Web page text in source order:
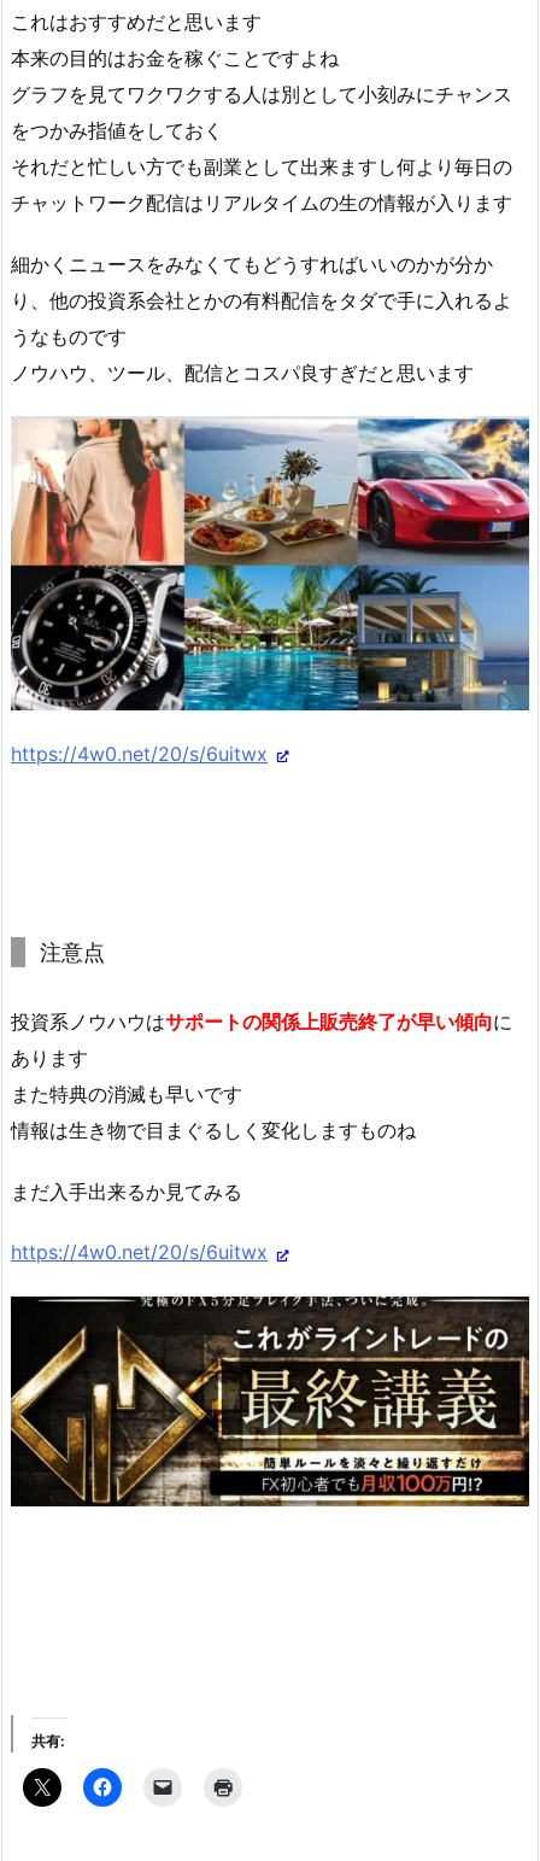
これはおすすめだと思います
本来の目的はお金を稼ぐことですよね
グラフを見てワクワクする人は別として小刻みにチャンス
をつかみ指値をしておく
それだと忙しい方でも副業として出来ますし何より毎日の
チャットワーク配信はリアルタイムの生の情報が入ります
細かくニュースをみなくてもどうすればいいのかが分か
り、他の投資系会社とかの有料配信をタダで手に入れるよ
うなものです
ノウハウ、ツール、配信とコスパ良すぎだと思います
https://4w0.net/20/s/6uitwx
注意点
投資系ノウハウはサポートの関係上販売終了が早い傾向に
あります
また特典の消滅も早いです
情報は生き物で目まぐるしく変化しますものね
まだ入手出来るか見てみる
https://4w0.net/20/s/6uitwx
共有: